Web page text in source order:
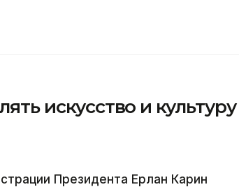
искусство и культуру
Президента Ерлан Карин